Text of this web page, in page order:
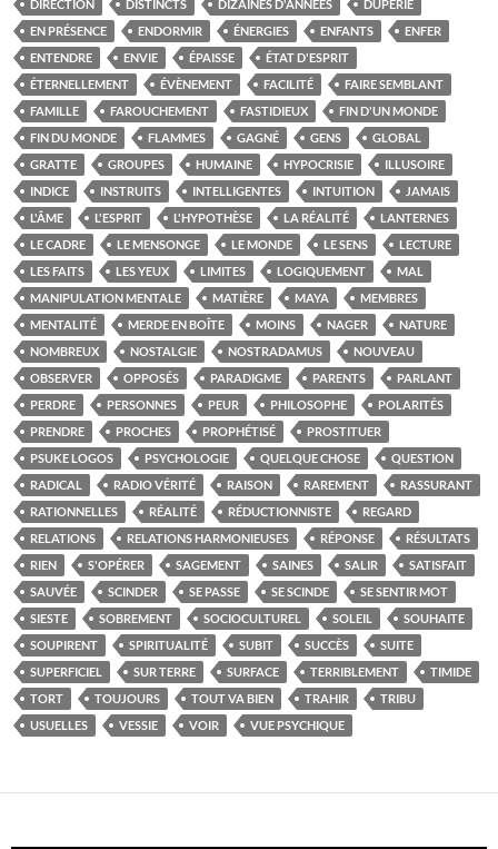
DIRECTION DISTINCTS DIZAINES D'ANNÉES
DUPERIE
EN PRÉSENCE
ENDORMIR ÉNERGIES ENFANTS
ENFER
ENTENDRE
ENVIE ÉPAISSE
ÉTAT D'ESPRIT
ÉTERNELLEMENT
ÉVÈNEMENT FACILITÉ
FAIRE SEMBLANT
FAMILLE
FAROUCHEMENT FASTIDIEUX
FIN D'UN MONDE
FIN DU MONDE
FLAMMES GAGNÉ GENS
GLOBAL
GRATTE
GROUPES HUMAINE HYPOCRISIE
ILLUSOIRE
INDICE
INSTRUITS INTELLIGENTES INTUITION
JAMAIS
L'ÂME
L'ESPRIT L'HYPOTHÈSE LA RÉALITÉ
LANTERNES
LE CADRE
LE MENSONGE LE MONDE LE SENS
LECTURE
LES FAITS
LES YEUX LIMITES LOGIQUEMENT
MAL
MANIPULATION MENTALE
MATIÈRE MAYA
MEMBRES
MENTALITÉ
MERDE EN BOÎTE MOINS NAGER
NATURE
NOMBREUX
NOSTALGIE NOSTRADAMUS
NOUVEAU
OBSERVER
OPPOSÉS PARADIGME PARENTS
PARLANT
PERDRE
PERSONNES PEUR PHILOSOPHE
POLARITÉS
PRENDRE
PROCHES PROPHÉTISÉ
PROSTITUER
PSUKE LOGOS
PSYCHOLOGIE QUELQUE CHOSE
QUESTION
RADICAL
RADIO VÉRITÉ RAISON RAREMENT
RASSURANT
RATIONNELLES
RÉALITÉ RÉDUCTIONNISTE
REGARD
RELATIONS
RELATIONS HARMONIEUSES RÉPONSE
RÉSULTATS
RIEN
S'OPÉRER SAGEMENT SAINES SALIR
SATISFAIT
SAUVÉE
SCINDER SE PASSE SE SCINDE
SE SENTIR MOT
SIESTE
SOBREMENT SOCIOCULTUREL SOLEIL
SOUHAITE
SOUPIRENT
SPIRITUALITÉ SUBIT SUCCÈS
SUITE
SUPERFICIEL
SUR TERRE SURFACE TERRIBLEMENT
TIMIDE
TORT
TOUJOURS TOUT VA BIEN TRAHIR
TRIBU
USUELLES
VESSIE VOIR VUE PSYCHIQUE